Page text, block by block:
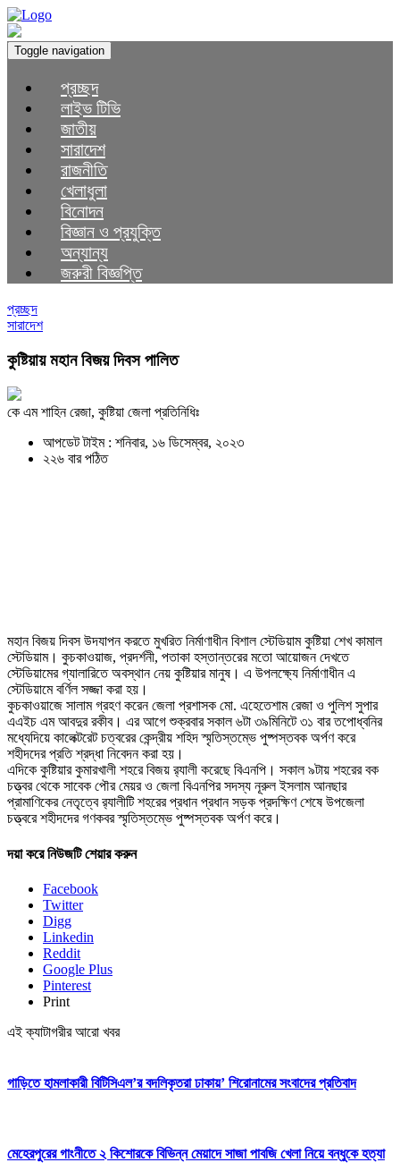
Toggle navigation
প্রচ্ছদ
লাইভ টিভি
জাতীয়
সারাদেশ
রাজনীতি
খেলাধুলা
বিনোদন
বিজ্ঞান ও প্রযুক্তি
অন্যান্য
জরুরী বিজ্ঞপ্তি
প্রচ্ছদ
সারাদেশ
কুষ্টিয়ায় মহান বিজয় দিবস পালিত
কে এম শাহিন রেজা, কুষ্টিয়া জেলা প্রতিনিধিঃ
আপডেট টাইম : শনিবার, ১৬ ডিসেম্বর, ২০২৩
২২৬ বার পঠিত
মহান বিজয় দিবস উদযাপন করতে মুখরিত নির্মাণাধীন বিশাল স্টেডিয়াম কুষ্টিয়া শেখ কামাল
স্টেডিয়াম। কুচকাওয়াজ, প্রদর্শনী, পতাকা হস্তান্তরের মতো আয়োজন দেখতে
স্টেডিয়ামের গ্যালারিতে অবস্থান নেয় কুষ্টিয়ার মানুষ। এ উপলক্ষ্যে নির্মাণাধীন এ
স্টেডিয়ামে বর্ণিল সজ্জা করা হয়।
কুচকাওয়াজে সালাম গ্রহণ করেন জেলা প্রশাসক মো. এহেতেশাম রেজা ও পুলিশ সুপার
এএইচ এম আবদুর রকীব। এর আগে শুক্রবার সকাল ৬টা ৩৯মিনিটে ৩১ বার তপোধ্বনির
মধ্যেদিয়ে কালেক্টরেট চত্বরের কেন্দ্রীয় শহিদ স্মৃতিস্তম্ভে পুষ্পস্তবক অর্পণ করে
শহীদদের প্রতি শ্রদ্ধা নিবেদন করা হয়।
এদিকে কুষ্টিয়ার কুমারখালী শহরে বিজয় র‌্যালী করেছে বিএনপি। সকাল ৯টায় শহরের বক
চত্ত্বর থেকে সাবেক পৌর মেয়র ও জেলা বিএনপির সদস্য নূরুল ইসলাম আনছার
প্রামাণিকের নেতৃত্বে র‌্যালীটি শহরের প্রধান প্রধান সড়ক প্রদক্ষিণ শেষে উপজেলা
চত্ত্বরে শহীদদের গণকবর স্মৃতিস্তম্ভে পুষ্পস্তবক অর্পণ করে।
দয়া করে নিউজটি শেয়ার করুন
Facebook
Twitter
Digg
Linkedin
Reddit
Google Plus
Pinterest
Print
এই ক্যাটাগরীর আরো খবর
গাড়িতে হামলাকারী বিটিসিএল’র বদলিকৃতরা ঢাকায়’ শিরোনামের সংবাদের প্রতিবাদ
মেহেরপুরের গাংনীতে ২ কিশোরকে বিভিন্ন মেয়াদে সাজা পাবজি খেলা নিয়ে বন্ধুকে হত্যা